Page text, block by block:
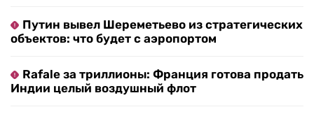
Путин вывел Шереметьево из стратегических
объектов: что будет с аэропортом
Rafale за триллионы: Франция готова продать
Индии целый воздушный флот